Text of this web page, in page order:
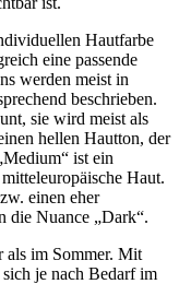
Hautfarbe
eine passende
werden meist in
beschrieben.
sie wird meist als
hellen Hautton, der
ist ein
Haut.
einen eher
die Nuance „Dark“.
als im Sommer. Mit
je nach Bedarf im